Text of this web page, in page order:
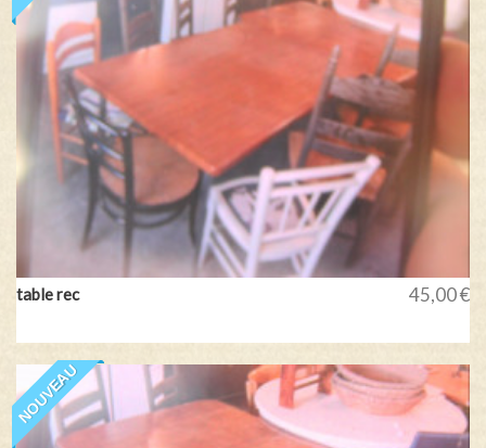
table rec 45,00 €
NOUVEAU